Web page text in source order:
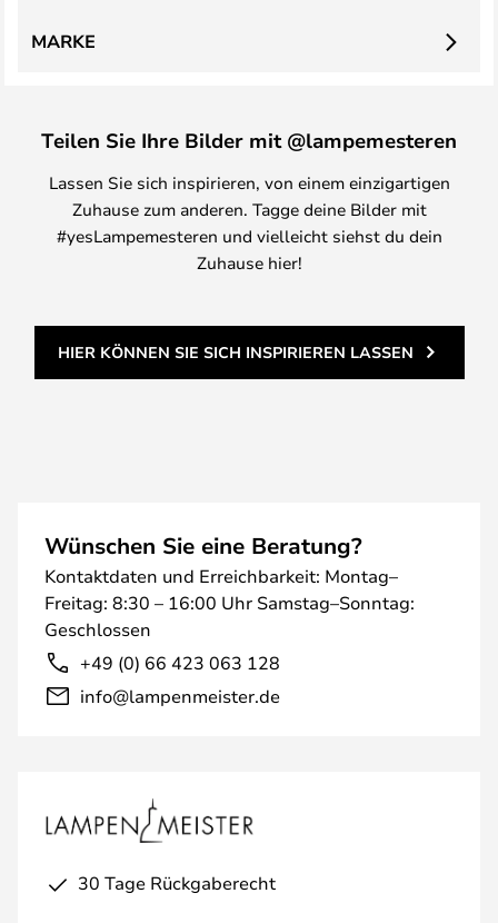
MARKE
Teilen Sie Ihre Bilder mit @lampemesteren
Lassen Sie sich inspirieren, von einem einzigartigen
Zuhause zum anderen. Tagge deine Bilder mit
#yesLampemesteren und vielleicht siehst du dein
Zuhause hier!
HIER KÖNNEN SIE SICH INSPIRIEREN LASSEN
Wünschen Sie eine Beratung?
Kontaktdaten und Erreichbarkeit: Montag–
Freitag: 8:30 – 16:00 Uhr Samstag–Sonntag:
Geschlossen
+49 (0) 66 423 063 128
info@lampenmeister.de
30 Tage Rückgaberecht